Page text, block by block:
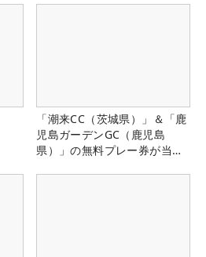
「潮来CC（茨城県）」＆「鹿
児島ガーデンGC（鹿児島
県）」の無料プレー券が当た